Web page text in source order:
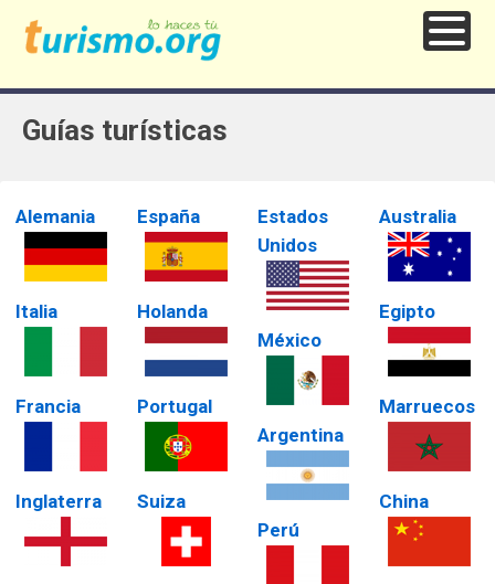
Guías turísticas
Alemania
Italia
Francia
Inglaterra
España
Holanda
Portugal
Suiza
Estados
Unidos
México
Argentina
Perú
Australia
Egipto
Marruecos
China